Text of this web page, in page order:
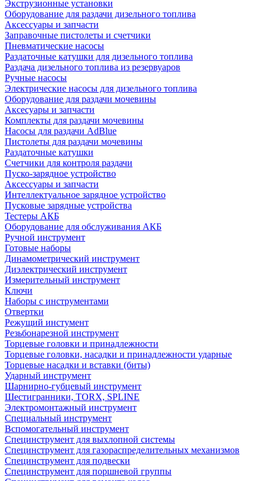
Экструзионные установки
Оборудование для раздачи дизельного топлива
Аксессуары и запчасти
Заправочные пистолеты и счетчики
Пневматические насосы
Раздаточные катушки для дизельного топлива
Раздача дизельного топлива из резервуаров
Ручные насосы
Электрические насосы для дизельного топлива
Оборудование для раздачи мочевины
Аксесуары и запчасти
Комплекты для раздачи мочевины
Насосы для раздачи AdBlue
Пистолеты для раздачи мочевины
Раздаточные катушки
Счетчики для контроля раздачи
Пуско-зарядное устройство
Аксессуары и запчасти
Интеллектуальное зарядное устройство
Пусковые зарядные устройства
Тестеры АКБ
Оборудование для обслуживания АКБ
Ручной инструмент
Готовые наборы
Динамометрический инструмент
Диэлектрический инструмент
Измерительный инструмент
Ключи
Наборы с инструментами
Отвертки
Режущий инстумент
Резьбонарезной инструмент
Торцевые головки и принадлежности
Торцевые головки, насадки и принадлежности ударные
Торцевые насадки и вставки (биты)
Ударный инструмент
Шарнирно-губцевый инструмент
Шестигранники, TORX, SPLINE
Электромонтажный инструмент
Специальный инструмент
Вспомогательный инструмент
Специнструмент для выхлопной системы
Специнструмент для газораспределительных механизмов
Специнструмент для подвески
Специнструмент для поршневой группы